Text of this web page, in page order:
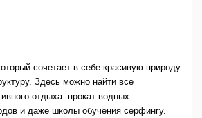
сочетает в себе красивую природу
Здесь можно найти все
отдыха: прокат водных
и даже школы обучения серфингу.